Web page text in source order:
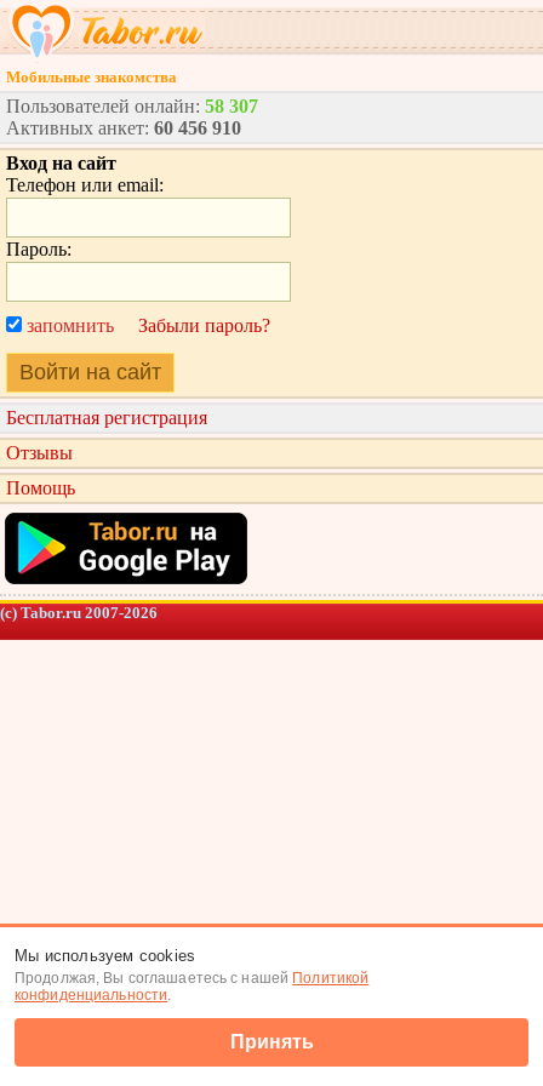
Мобильные знакомства
Пользователей онлайн: 58 307
Активных анкет: 60 456 910
Вход на сайт
Телефон или email:
Пароль:
запомнить Забыли пароль?
Войти на сайт
Бесплатная регистрация
Отзывы
Помощь
(c) Tabor.ru 2007-2026
Мы используем cookies
Продолжая, Вы соглашаетесь с нашей Политикой
конфиденциальности.
Принять